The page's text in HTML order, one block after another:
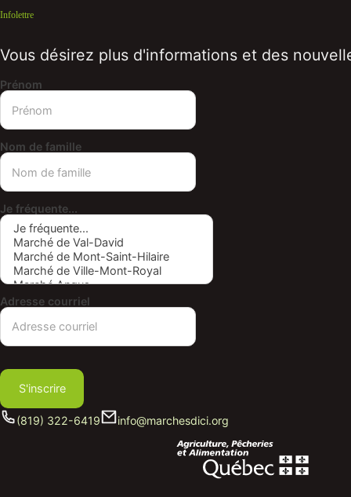
Infolettre
Vous désirez plus d'informations et des
Prénom
Nom de famille
Je fréquente...
Adresse courriel
S'inscrire
(819) 322-6419 info@marchesdici.org